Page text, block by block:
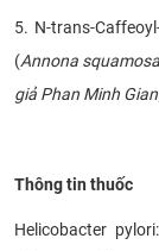
5. N-trans-
(Annona squamosa
giả Phan Minh
Thông tin thuốc
Helicobacter